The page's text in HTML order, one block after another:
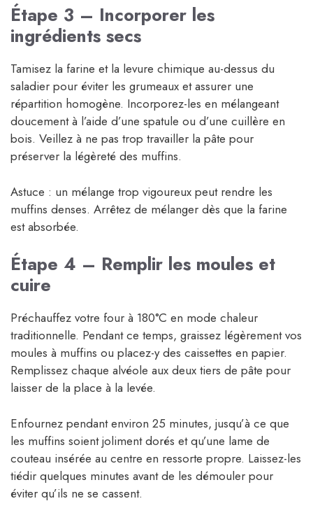
Étape 3 – Incorporer les
ingrédients secs
Tamisez la farine et la levure chimique au-dessus du
saladier pour éviter les grumeaux et assurer une
répartition homogène. Incorporez-les en mélangeant
doucement à l’aide d’une spatule ou d’une cuillère en
bois. Veillez à ne pas trop travailler la pâte pour
préserver la légèreté des muffins.
Astuce : un mélange trop vigoureux peut rendre les
muffins denses. Arrêtez de mélanger dès que la farine
est absorbée.
Étape 4 – Remplir les moules et
cuire
Préchauffez votre four à 180°C en mode chaleur
traditionnelle. Pendant ce temps, graissez légèrement vos
moules à muffins ou placez-y des caissettes en papier.
Remplissez chaque alvéole aux deux tiers de pâte pour
laisser de la place à la levée.
Enfournez pendant environ 25 minutes, jusqu’à ce que
les muffins soient joliment dorés et qu’une lame de
couteau insérée au centre en ressorte propre. Laissez-les
tiédir quelques minutes avant de les démouler pour
éviter qu’ils ne se cassent.